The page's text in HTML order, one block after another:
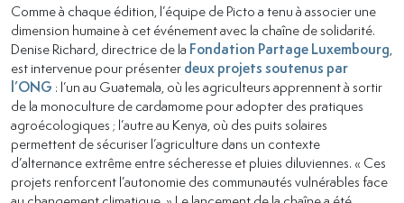
Comme à chaque édition, l’équipe de Picto a tenu à associer une
dimension humaine à cet événement avec la chaîne de solidarité.
Denise Richard, directrice de la Fondation Partage Luxembourg
est intervenue pour présenter deux projets soutenus par
l’ONG : l’un au Guatemala, où les agriculteurs apprennent à sortir
de la monoculture de cardamome pour adopter des pratiques
agroécologiques ; l’autre au Kenya, où des puits solaires
permettent de sécuriser l’agriculture dans un contexte
d’alternance extrême entre sécheresse et pluies diluviennes. « Ces
projets renforcent l’autonomie des communautés vulnérables face